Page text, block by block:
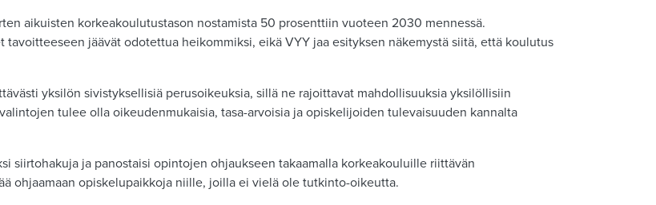
aikuisten korkeakoulutustason nostamista 50 prosenttiin vuoteen 2030 mennessä.
jäävät odotettua heikommiksi, eikä VYY jaa esityksen näkemystä siitä, että koulutus
yksilön sivistyksellisiä perusoikeuksia, sillä ne rajoittavat mahdollisuuksia yksilöllisiin
tulee olla oikeudenmukaisia, tasa-arvoisia ja opiskelijoiden tulevaisuuden kannalta
siirtohakuja ja panostaisi opintojen ohjaukseen takaamalla korkeakouluille riittävän
ohjaamaan opiskelupaikkoja niille, joilla ei vielä ole tutkinto-oikeutta.